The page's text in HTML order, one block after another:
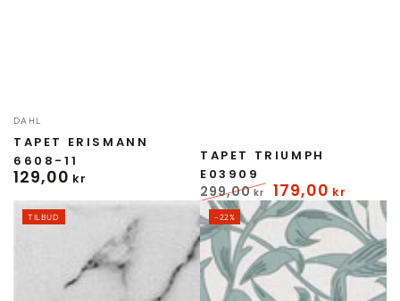
Forhandler:
DAHL
TAPET ERISMANN
6608-11
Normal
129,00 kr
TAPET TRIUMPH
E03909
Normal
pris
299,00 kr
Udsalgspris
179,00 kr
TILBUD –22%